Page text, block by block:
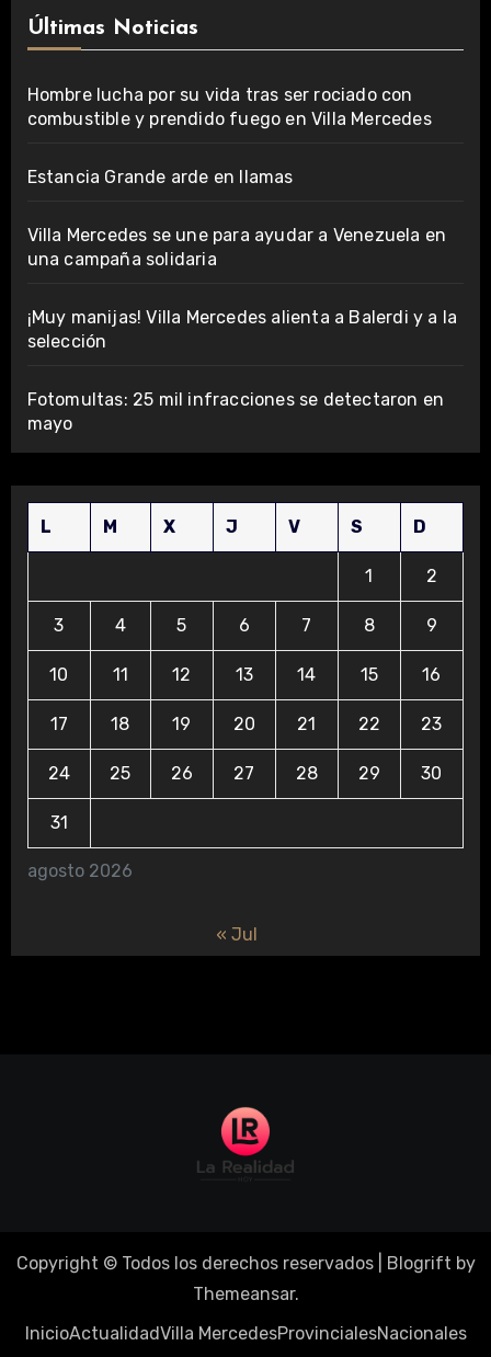
Últimas Noticias
Hombre lucha por su vida tras ser rociado con
combustible y prendido fuego en Villa Mercedes
Estancia Grande arde en llamas
Villa Mercedes se une para ayudar a Venezuela en
una campaña solidaria
¡Muy manijas! Villa Mercedes alienta a Balerdi y a la
selección
Fotomultas: 25 mil infracciones se detectaron en
mayo
agosto 2026
L M X J V S D
1 2
3 4 5 6 7 8 9
10 11 12 13 14 15 16
17 18 19 20 21 22 23
24 25 26 27 28 29 30
31
« Jul
Copyright © Todos los derechos reservados Blogrift by
Themeansar.
InicioActualidadVilla MercedesProvincialesNacionales